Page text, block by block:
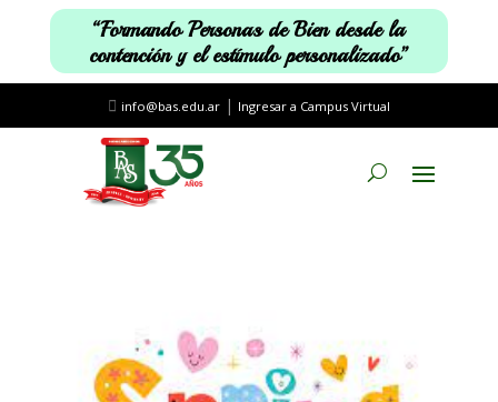
“Formando Personas de Bien desde la
contención y el estímulo personalizado”
info@bas.edu.ar| Ingresar a Campus Virtual